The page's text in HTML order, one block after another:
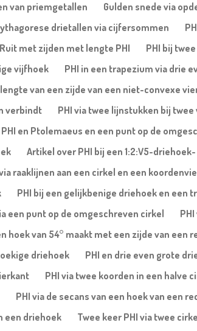
van priemgetallen
Gulden snede via
drietallen via cijfersommen
Ruit met zijden met lengte PHI
PHI bij
vijfhoek
PHI in een trapezium via drie
lengte van een zijde van een niet-convexe
verbindt
PHI via twee lijnstukken bij
PHI en Ptolemaeus en een punt op de
Artikel over PHI bij een 1:2:V5-
raaklijnen aan een cirkel en een
PHI bij een gelijkbenige driehoek en een
een punt op de omgeschreven cirkel
hoek van 54° maakt met een zijde van een
driehoek
PHI en drie even grote
PHI via twee koorden in een halve
PHI via de secans van een hoek van een
een driehoek
Twee keer PHI via twee